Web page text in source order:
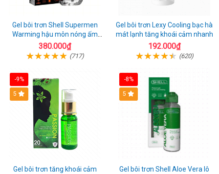
Gel bôi trơn Shell Supermen
Warming hậu môn nóng ấm
mượt mà
380.000₫
(717)
Gel bôi trơn Lexy Cooling bạc hà
mát lạnh tăng khoái cảm nhanh
192.000₫
(620)
-9%
Hot
5
Gel bôi trơn tăng khoái cảm
-8%
Hot
5
Gel bôi trơn Shell Aloe Vera lô